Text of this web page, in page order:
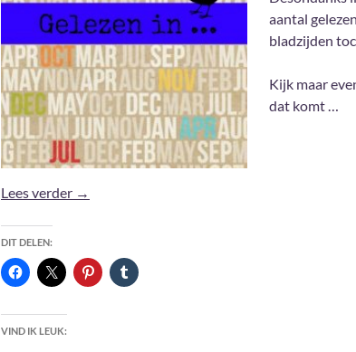
aantal
bladzijden
Kijk maar
dat komt …
Lees verder Gelezen in September 2021
→
DIT DELEN:
VIND IK LEUK: